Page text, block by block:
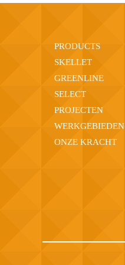
PRODUCTS
SKELLET
GREENLINE
SELECT
PROJECTEN
WERKGEBIEDEN
ONZE KRACHT